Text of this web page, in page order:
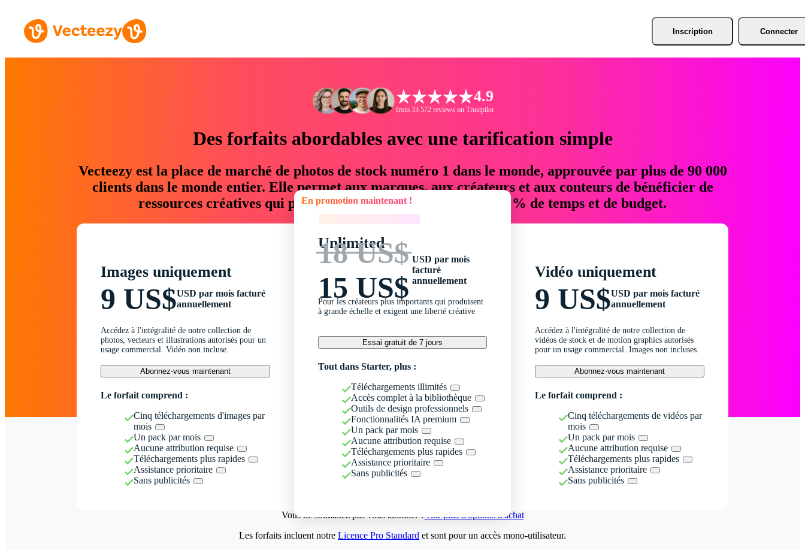
Inscription Connecter
4.9
from 33 572 reviews on Trustpilot
Des forfaits abordables avec une tarification simple
Vecteezy est la place de marché de photos de stock numéro 1 dans le monde, approuvée par plus de 90 000
clients dans le monde entier. Elle permet aux marques, aux créateurs et aux conteurs de bénéficier de
ressources créatives qui permettent d'économiser jusqu'à 76 % de temps et de budget.
Images uniquement
9 US$USD par mois facturé
annuellement
Accédez à l'intégralité de notre collection de
photos, vecteurs et illustrations autorisés pour un
usage commercial. Vidéo non incluse.
Abonnez-vous maintenant
Le forfait comprend :
Cinq téléchargements d'images par
mois
Un pack par mois
Aucune attribution requise
Téléchargements plus rapides
Assistance prioritaire
Sans publicités
En promotion maintenant !
Unlimited
18 US$
15 US$
USD par mois
facturé
annuellement
Pour les créateurs plus importants qui produisent
à grande échelle et exigent une liberté créative
Essai gratuit de 7 jours
Tout dans Starter, plus :
Téléchargements illimités
Accès complet à la bibliothèque
Outils de design professionnels
Fonctionnalités IA premium
Un pack par mois
Aucune attribution requise
Téléchargements plus rapides
Assistance prioritaire
Sans publicités
Vidéo uniquement
9 US$USD par mois facturé
annuellement
Accédez à l'intégralité de notre collection de
vidéos de stock et de motion graphics autorisés
pour un usage commercial. Images non incluses.
Abonnez-vous maintenant
Le forfait comprend :
Cinq téléchargements de vidéos par
mois
Un pack par mois
Aucune attribution requise
Téléchargements plus rapides
Assistance prioritaire
Sans publicités
Vous ne souhaitez pas vous abonner ?Voir plus d'options d'achat
Les forfaits incluent notre Licence Pro Standard et sont pour un accès mono-utilisateur.